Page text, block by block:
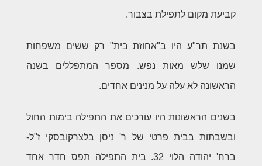
קביעת מקום לתפילת בצבור.
בשנת תר"ע היו ב"אחוזת בית" רק ששים משפחות
שמנו שלש מאות נפש. מספר המתפללים בשנה
הראשונה לא עלה על מנינים אחדים.
בשנים הראשונות היו עורכים את התפילה בימות החול
ובשבתות בבית פרטי של ר' ניסן בלצרקובסקי ז"ל-
ברח' יהודה הלוי 32. בית התפילה תפס חדר אחד